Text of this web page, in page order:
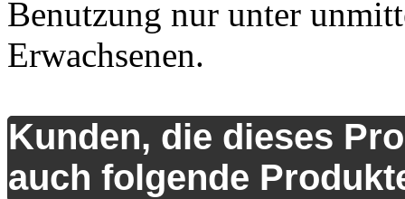
Benutzung nur unter
Erwachsenen.
Kunden, die dieses
auch folgende